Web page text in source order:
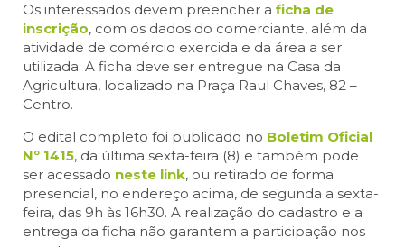
Os interessados devem preencher a ficha de
inscrição, com os dados do comerciante, além da
atividade de comércio exercida e da área a ser
utilizada. A ficha deve ser entregue na Casa da
Agricultura, localizado na Praça Raul Chaves, 82 –
Centro.
O edital completo foi publicado no Boletim Oficial
Nº 1415, da última sexta-feira (8) e também pode
ser acessado neste link, ou retirado de forma
presencial, no endereço acima, de segunda a sexta-
feira, das 9h às 16h30. A realização do cadastro e a
entrega da ficha não garantem a participação nos